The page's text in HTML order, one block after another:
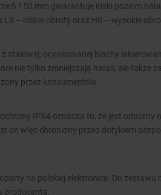
fi 150 mm gwarantuje niski poziom
LS – niskie obroty oraz HS – wysokie
stalowej, ocynkowanej blachy
nie tylko zmniejszają hałas, ale także
przez konsumentów.
IPX4 oznacza to, że jest odporny
on więc chroniony przed dotykiem
na polskiej elektronice. Do zestawu
producenta.